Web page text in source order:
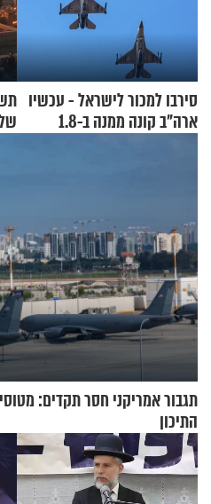
סירבו למכור לישראל - עכשיו
ארה"ב קונה ממנה ב-1.8
תגבור אמריקני חסר תקדים:
התיכון